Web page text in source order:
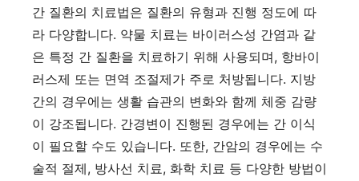
간 질환의 치료법은 질환의 유형과 진행 정도에 따
라 다양합니다. 약물 치료는 바이러스성 간염과 같
은 특정 간 질환을 치료하기 위해 사용되며, 항바이
러스제 또는 면역 조절제가 주로 처방됩니다. 지방
간의 경우에는 생활 습관의 변화와 함께 체중 감량
이 강조됩니다. 간경변이 진행된 경우에는 간 이식
이 필요할 수도 있습니다. 또한, 간암의 경우에는 수
술적 절제, 방사선 치료, 화학 치료 등 다양한 방법이